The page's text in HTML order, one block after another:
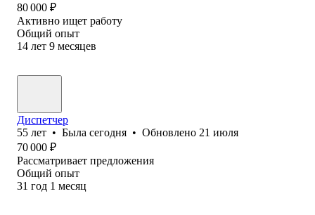
80 000 ₽
Активно ищет работу
Общий опыт
14 лет 9 месяцев
Диспетчер
55 лет • Была сегодня • Обновлено 21 июля
70 000 ₽
Рассматривает предложения
Общий опыт
31 год 1 месяц